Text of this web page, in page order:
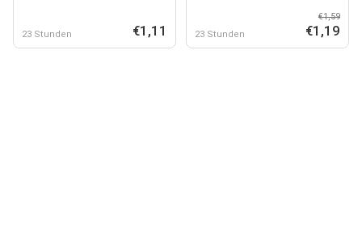
23 Stunden €1,11 23 Stunden
€1,59
€1,19